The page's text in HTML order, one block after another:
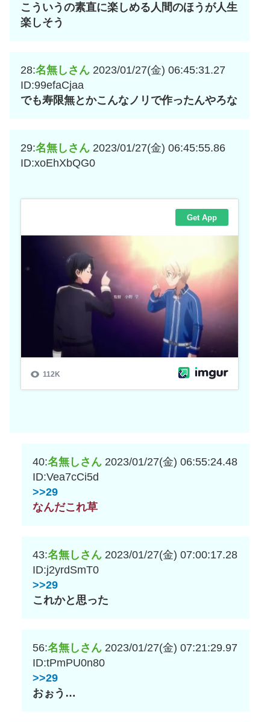
こういうの素直に楽しめる人間のほうが人生
楽しそう
28:名無しさん 2023/01/27(金) 06:45:31.27
ID:99efaCjaa
でも寿限無とかこんなノリで作ったんやろな
29:名無しさん 2023/01/27(金) 06:45:55.86
ID:xoEhXbQG0
40:名無しさん 2023/01/27(金) 06:55:24.48
ID:Vea7cCi5d
>>29
なんだこれ草
43:名無しさん 2023/01/27(金) 07:00:17.28
ID:j2yrdSmT0
>>29
これかと思った
56:名無しさん 2023/01/27(金) 07:21:29.97
ID:tPmPU0n80
>>29
おぉう…